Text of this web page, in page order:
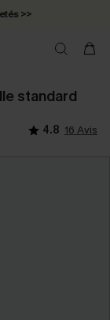
>>
standard
4.8 16 Avis